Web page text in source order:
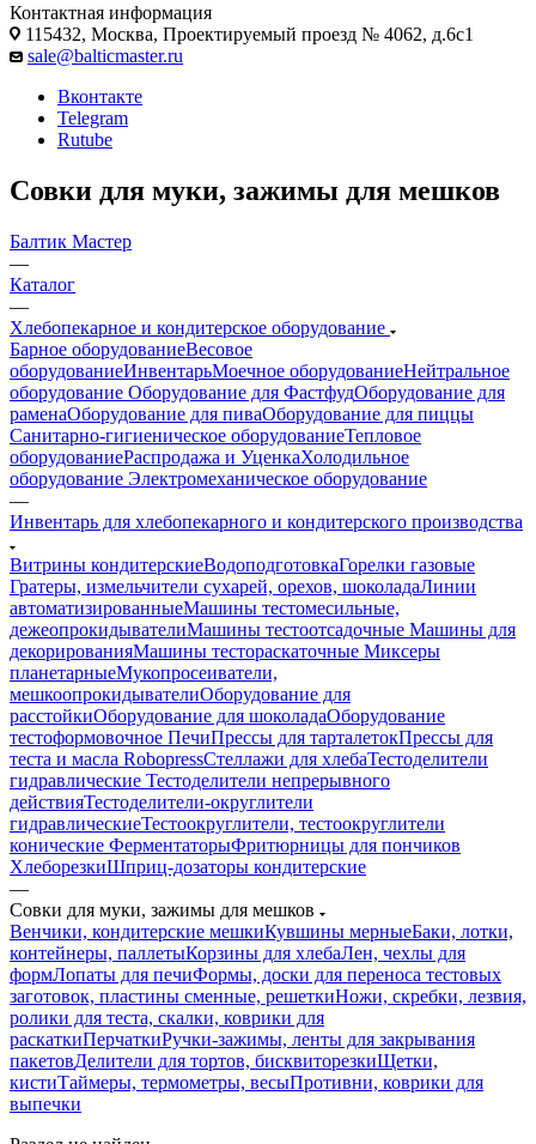
Контактная информация
115432, Москва, Проектируемый проезд № 4062, д.6с1
sale@balticmaster.ru
Вконтакте
Telegram
Rutube
Совки для муки, зажимы для мешков
Балтик Мастер
—
Каталог
—
Хлебопекарное и кондитерское оборудование
Барное оборудованиеВесовое
оборудованиеИнвентарьМоечное оборудованиеНейтральное
оборудование Оборудование для ФастфудОборудование для
раменаОборудование для пиваОборудование для пиццы
Санитарно-гигиеническое оборудованиеТепловое
оборудованиеРаспродажа и УценкаХолодильное
оборудование Электромеханическое оборудование
—
Инвентарь для хлебопекарного и кондитерского производства
Витрины кондитерскиеВодоподготовкаГорелки газовые
Гратеры, измельчители сухарей, орехов, шоколадаЛинии
автоматизированныеМашины тестомесильные,
дежеопрокидывателиМашины тестоотсадочные Машины для
декорированияМашины тестораскаточные Миксеры
планетарныеМукопросеиватели,
мешкоопрокидывателиОборудование для
расстойкиОборудование для шоколадаОборудование
тестоформовочное ПечиПрессы для тарталетокПрессы для
теста и масла RobopressСтеллажи для хлебаТестоделители
гидравлические Тестоделители непрерывного
действияТестоделители-округлители
гидравлическиеТестоокруглители, тестоокруглители
конические ФерментаторыФритюрницы для пончиков
ХлеборезкиШприц-дозаторы кондитерские
—
Совки для муки, зажимы для мешков
Венчики, кондитерские мешкиКувшины мерныеБаки, лотки,
контейнеры, паллетыКорзины для хлебаЛен, чехлы для
формЛопаты для печиФормы, доски для переноса тестовых
заготовок, пластины сменные, решеткиНожи, скребки, лезвия,
ролики для теста, скалки, коврики для
раскаткиПерчаткиРучки-зажимы, ленты для закрывания
пакетовДелители для тортов, бисквиторезкиЩетки,
кистиТаймеры, термометры, весыПротивни, коврики для
выпечки